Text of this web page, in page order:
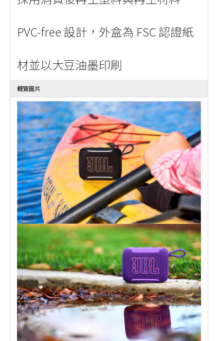
PVC-free 設計，外盒為 FSC 認證紙
材並以大豆油墨印刷
概覽圖片